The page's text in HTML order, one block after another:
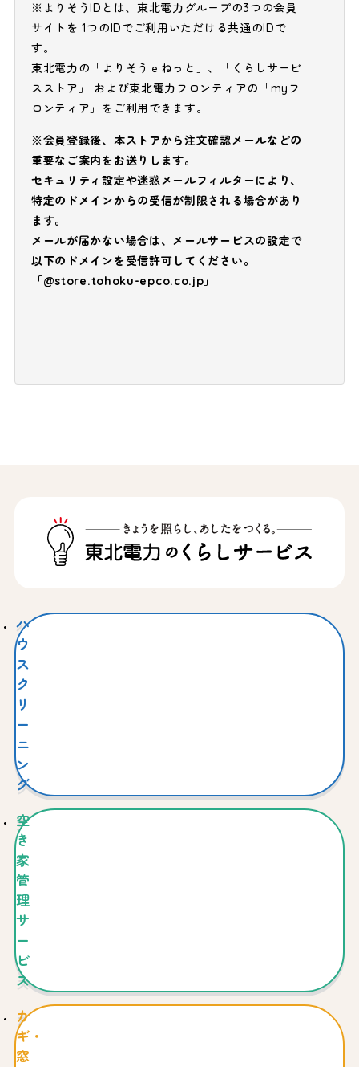
※よりそうIDとは、東北電力グループの3つの会員
サイトを 1つのIDでご利用いただける共通のIDで
す。
東北電力の「よりそうｅねっと」、「くらしサービ
スストア」 および東北電力フロンティアの「myフ
ロンティア」をご利用できます。
※会員登録後、本ストアから注文確認メールなどの
重要なご案内をお送りします。
セキュリティ設定や迷惑メールフィルターにより、
特定のドメインからの受信が制限される場合があり
ます。
メールが届かない場合は、メールサービスの設定で
以下のドメインを受信許可してください。
「@store.tohoku-epco.co.jp」
ハ
ウ
ス
ク
リ
ー
ニ
ン
グ
空
き
家
管
理
サ
ー
ビ
ス
カ
ギ・
窓